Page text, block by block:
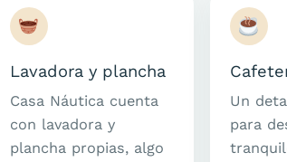
Lavadora y plancha
Casa Náutica cuenta
con lavadora y
plancha propias, algo
Un
para